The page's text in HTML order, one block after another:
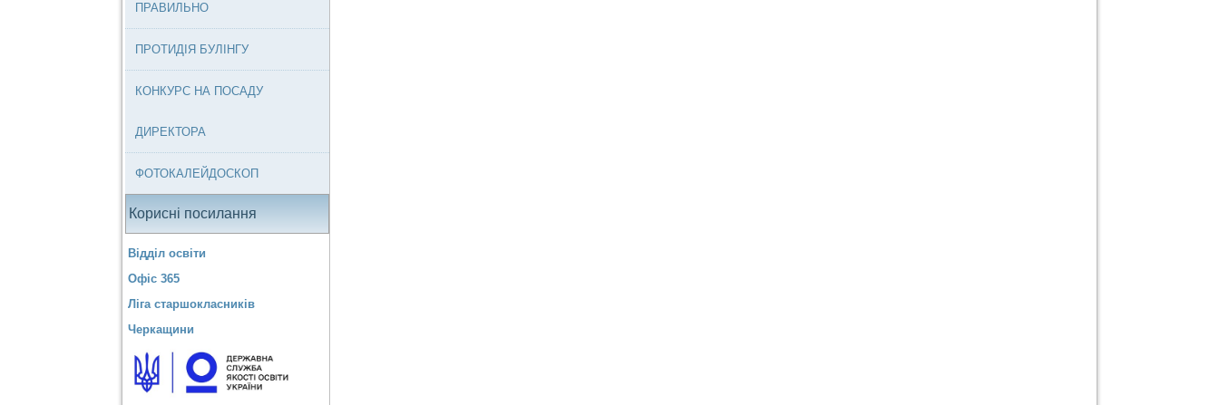
ПРАВИЛЬНО
ПРОТИДІЯ БУЛІНГУ
КОНКУРС НА ПОСАДУ
ДИРЕКТОРА
ФОТОКАЛЕЙДОСКОП
Корисні посилання
Відділ освіти
Офіс 365
Ліга старшокласників
Черкащини